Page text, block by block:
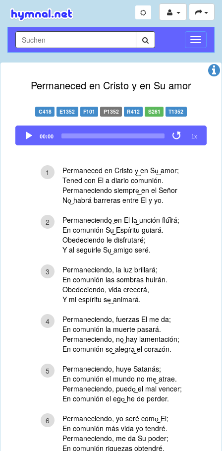
Permaneced en Cristo y en Su amor
C418 E1352 F101 P1352 R412 S261 T1352
Audio
Player
00:00 1x
1
Permaneced en Cristo y͜ en Su͜ amor;
Tened con El a diario comunión.
Permaneciendo siempre͜ en el Señor
No͜ habrá barreras entre El y yo.
2
Permaneciendo͜ en El la͜ unción flu͡irá;
En comunión Su͜ Espíritu guiará.
Obedeciendo le disfrutaré;
Y al seguirle Su͜ amigo seré.
3
Permaneciendo, la luz brillará;
En comunión las sombras huirán.
Obedeciendo, vida crecerá,
Y mi espíritu se͜ animará.
4
Permaneciendo, fuerzas El me da;
En comunión la muerte pasará.
Permaneciendo, no͜ hay lamentación;
En comunión se͜ alegra͜ el corazón.
5
Permaneciendo, huye Satanás;
En comunión el mundo no me͜ atrae.
Permaneciendo, puedo͜ el mal vencer;
En comunión el ego͜ he de perder.
6
Permaneciendo, yo seré como͜ El;
En comunión más vida yo tendré.
Permaneciendo, me da Su poder;
En comunión riquezas obtendré.